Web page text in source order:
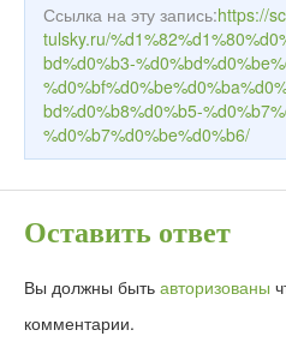
Ссылка на эту запись:https://
tulsky.ru/
bd%d0%b3-
bd%d0%b8%d0%b5-
%d0%b7%d0%be%d0%b6/
Оставить ответ
Вы должны быть авторизованы
комментарии.